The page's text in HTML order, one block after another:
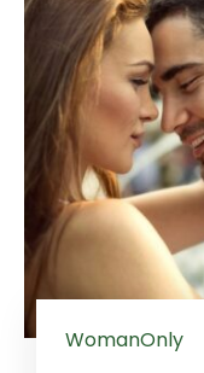
WomanOnly